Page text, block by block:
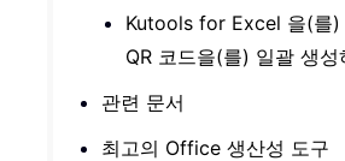
Kutools for Excel 을(를)
QR 코드을(를) 일괄 생성
관련 문서
최고의 Office 생산성 도구